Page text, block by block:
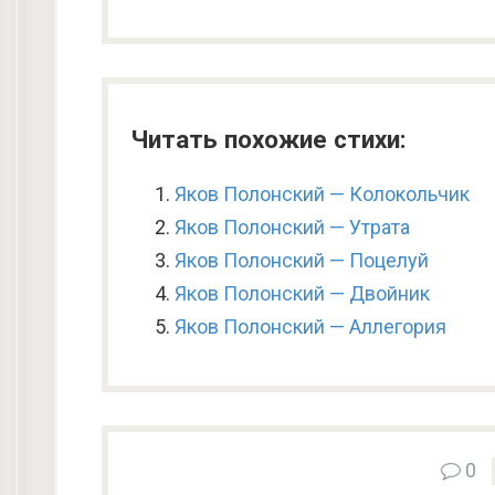
Читать похожие стихи:
Яков Полонский — Колокольчик
Яков Полонский — Утрата
Яков Полонский — Поцелуй
Яков Полонский — Двойник
Яков Полонский — Аллегория
0